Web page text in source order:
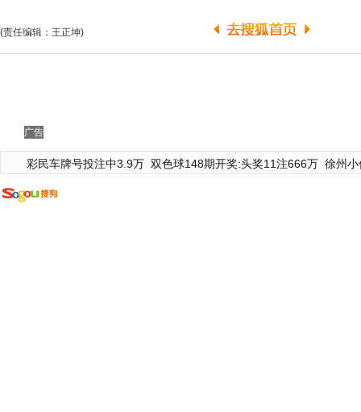
(责任编辑：王正坤)
广告
彩民车牌号投注中3.9万 双色球148期开奖:头奖11注666万 徐州